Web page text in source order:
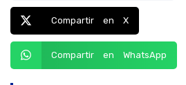
Compartir en X
Compartir en WhatsApp